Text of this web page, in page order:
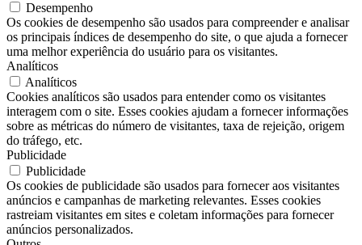
Desempenho
Os cookies de desempenho são usados ​​para compreender e analisar
os principais índices de desempenho do site, o que ajuda a fornecer
uma melhor experiência do usuário para os visitantes.
Analíticos
Analíticos
Cookies analíticos são usados ​​para entender como os visitantes
interagem com o site. Esses cookies ajudam a fornecer informações
sobre as métricas do número de visitantes, taxa de rejeição, origem
do tráfego, etc.
Publicidade
Publicidade
Os cookies de publicidade são usados ​​para fornecer aos visitantes
anúncios e campanhas de marketing relevantes. Esses cookies
rastreiam visitantes em sites e coletam informações para fornecer
anúncios personalizados.